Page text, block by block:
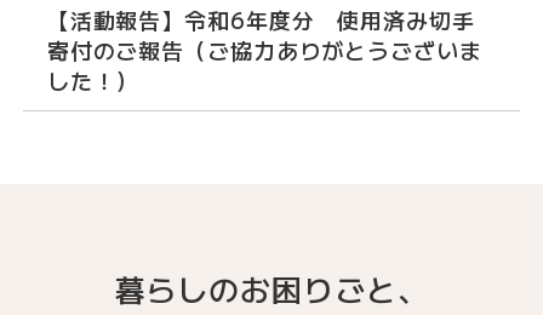
【活動報告】令和6年度分 使用済み切手
寄付のご報告（ご協力ありがとうございま
した！）
暮らしのお困りごと、